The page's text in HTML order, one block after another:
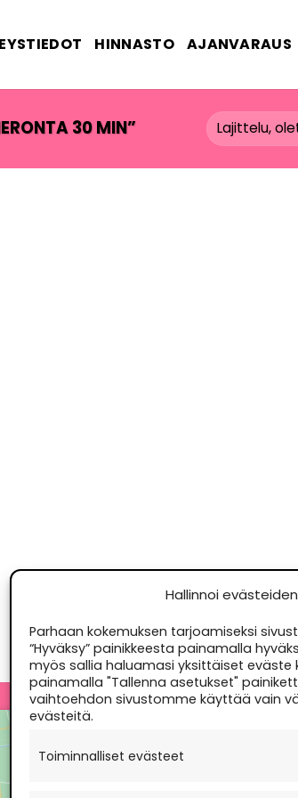
Hallinnoi
Parhaan kokemuksen tarjoamiseksi
“Hyväksy” painikkeesta painamalla
myös sallia haluamasi yksittäiset
painamalla "Tallenna asetukset"
vaihtoehdon sivustomme käyttää vain
evästeitä.
Toiminnalliset evästeet
HINNASTO AJANVARAUS
30 MIN”
Paina "Hyväksyn" salliaksesi Google